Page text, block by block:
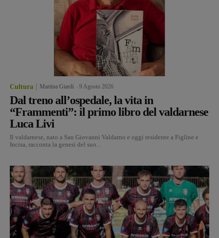
Cultura Martina Giardi 9 Agosto 2026
Dal treno all’ospedale, la vita in
“Frammenti”: il primo libro del valdarnese
Luca Livi
Il valdarnese, nato a San Giovanni Valdarno e oggi residente a Figline e
Incisa, racconta la genesi del suo...